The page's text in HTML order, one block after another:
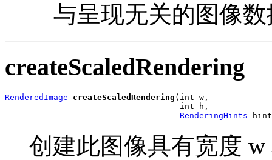
与呈现无关的图像
createScaledRendering
RenderedImage createScaledRendering (int w,
                                    int h,
RenderingHints
创建此图像具有宽度